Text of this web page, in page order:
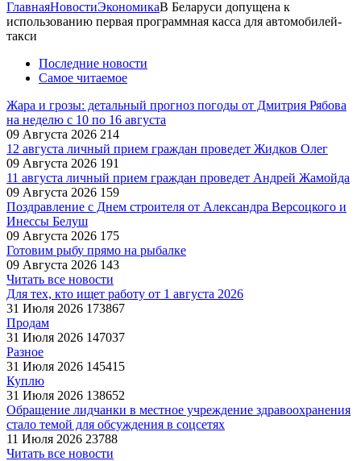
ГлавнаяНовостиЭкономикаВ Беларуси допущена к
использованию первая программная касса для автомобилей-
такси
Последние новости
Самое читаемое
Жара и грозы: детальный прогноз погоды от Дмитрия Рябова
на неделю с 10 по 16 августа
09 Августа 2026 214
12 августа личный прием граждан проведет Жидков Олег
09 Августа 2026 191
11 августа личный прием граждан проведет Андрей Жамойда
09 Августа 2026 159
Поздравление с Днем строителя от Александра Версоцкого и
Инессы Белуш
09 Августа 2026 175
Готовим рыбу прямо на рыбалке
09 Августа 2026 143
Читать все новости
Для тех, кто ищет работу от 1 августа 2026
31 Июля 2026 173867
Продам
31 Июля 2026 147037
Разное
31 Июля 2026 145415
Куплю
31 Июля 2026 138652
Обращение лидчанки в местное учреждение здравоохранения
стало темой для обсуждения в соцсетях
11 Июля 2026 23788
Читать все новости